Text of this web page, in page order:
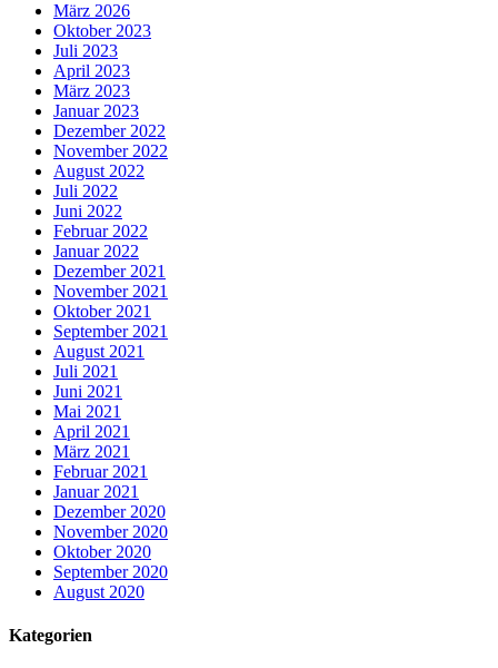
März 2026
Oktober 2023
Juli 2023
April 2023
März 2023
Januar 2023
Dezember 2022
November 2022
August 2022
Juli 2022
Juni 2022
Februar 2022
Januar 2022
Dezember 2021
November 2021
Oktober 2021
September 2021
August 2021
Juli 2021
Juni 2021
Mai 2021
April 2021
März 2021
Februar 2021
Januar 2021
Dezember 2020
November 2020
Oktober 2020
September 2020
August 2020
Kategorien